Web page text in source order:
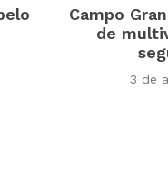
Campo
de
3 de